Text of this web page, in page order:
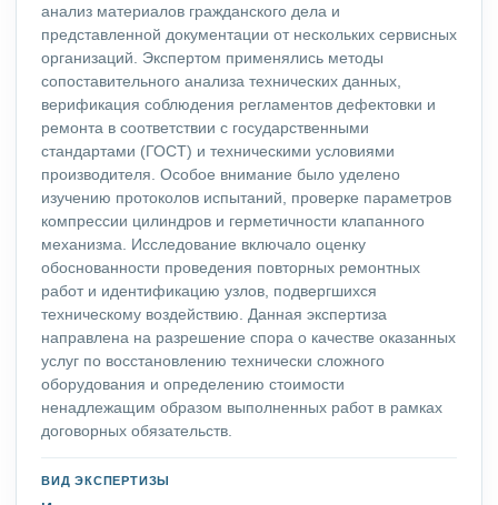
анализ материалов гражданского дела и
представленной документации от нескольких сервисных
организаций. Экспертом применялись методы
сопоставительного анализа технических данных,
верификация соблюдения регламентов дефектовки и
ремонта в соответствии с государственными
стандартами (ГОСТ) и техническими условиями
производителя. Особое внимание было уделено
изучению протоколов испытаний, проверке параметров
компрессии цилиндров и герметичности клапанного
механизма. Исследование включало оценку
обоснованности проведения повторных ремонтных
работ и идентификацию узлов, подвергшихся
техническому воздействию. Данная экспертиза
направлена на разрешение спора о качестве оказанных
услуг по восстановлению технически сложного
оборудования и определению стоимости
ненадлежащим образом выполненных работ в рамках
договорных обязательств.
ВИД ЭКСПЕРТИЗЫ